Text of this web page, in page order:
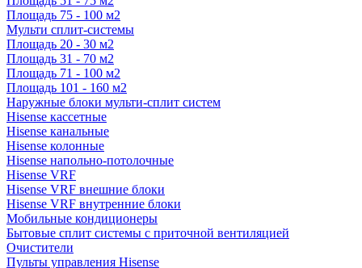
Площадь 75 - 100 м2
Мульти сплит-системы
Площадь 20 - 30 м2
Площадь 31 - 70 м2
Площадь 71 - 100 м2
Площадь 101 - 160 м2
Наружные блоки мульти-сплит систем
Hisense кассетные
Hisense канальные
Hisense колонные
Hisense напольно-потолочные
Hisense VRF
Hisense VRF внешние блоки
Hisense VRF внутренние блоки
Мобильные кондиционеры
Бытовые сплит системы с приточной вентиляцией
Очистители
Пульты управления Hisense